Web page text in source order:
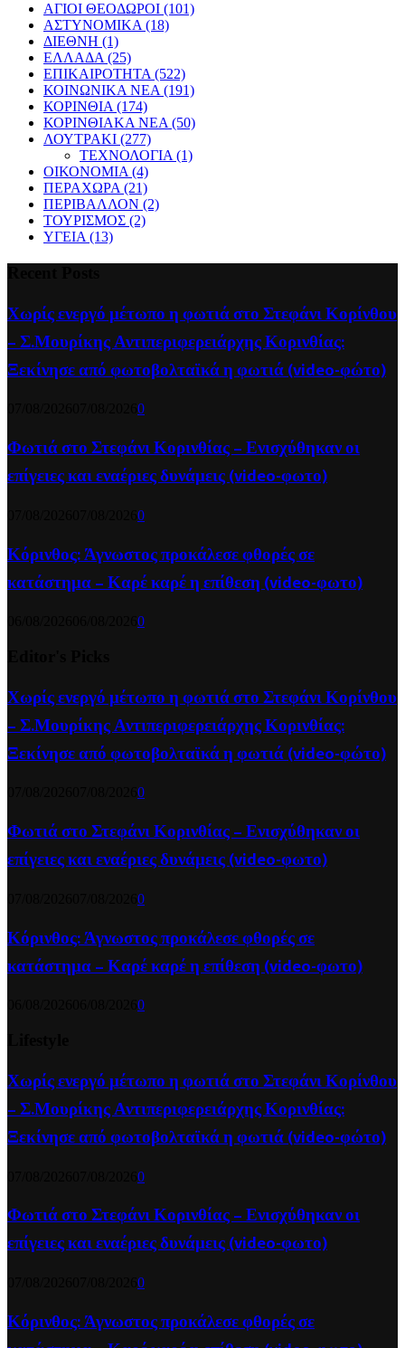
ΑΓΙΟΙ ΘΕΟΔΩΡΟΙ (101)
ΑΣΤΥΝΟΜΙΚΑ (18)
ΔΙΕΘΝΗ (1)
ΕΛΛΑΔΑ (25)
ΕΠΙΚΑΙΡΟΤΗΤΑ (522)
ΚΟΙΝΩΝΙΚΑ ΝΕΑ (191)
ΚΟΡΙΝΘΙΑ (174)
ΚΟΡΙΝΘΙΑΚΑ ΝΕΑ (50)
ΛΟΥΤΡΑΚΙ (277)
ΤΕΧΝΟΛΟΓΙΑ (1)
ΟΙΚΟΝΟΜΙΑ (4)
ΠΕΡΑΧΩΡΑ (21)
ΠΕΡΙΒΑΛΛΟΝ (2)
ΤΟΥΡΙΣΜΟΣ (2)
ΥΓΕΙΑ (13)
Χωρίς ενεργό μέτωπο η φωτιά στο Στεφάνι Κορίνθου
– Σ.Μουρίκης Αντιπεριφερειάρχης Κορινθίας:
Ξεκίνησε από φωτοβολταϊκά η φωτιά (video-φώτο)
0
Φωτιά στο Στεφάνι Κορινθίας – Ενισχύθηκαν οι
επίγειες και εναέριες δυνάμεις (video-φωτο)
0
Κόρινθος: Άγνωστος προκάλεσε φθορές σε
κατάστημα – Καρέ καρέ η επίθεση (video-φωτο)
0
Χωρίς ενεργό μέτωπο η φωτιά στο Στεφάνι Κορίνθου
– Σ.Μουρίκης Αντιπεριφερειάρχης Κορινθίας:
Ξεκίνησε από φωτοβολταϊκά η φωτιά (video-φώτο)
0
Φωτιά στο Στεφάνι Κορινθίας – Ενισχύθηκαν οι
επίγειες και εναέριες δυνάμεις (video-φωτο)
0
Κόρινθος: Άγνωστος προκάλεσε φθορές σε
κατάστημα – Καρέ καρέ η επίθεση (video-φωτο)
0
Χωρίς ενεργό μέτωπο η φωτιά στο Στεφάνι Κορίνθου
– Σ.Μουρίκης Αντιπεριφερειάρχης Κορινθίας:
Ξεκίνησε από φωτοβολταϊκά η φωτιά (video-φώτο)
0
Φωτιά στο Στεφάνι Κορινθίας – Ενισχύθηκαν οι
επίγειες και εναέριες δυνάμεις (video-φωτο)
0
Κόρινθος: Άγνωστος προκάλεσε φθορές σε